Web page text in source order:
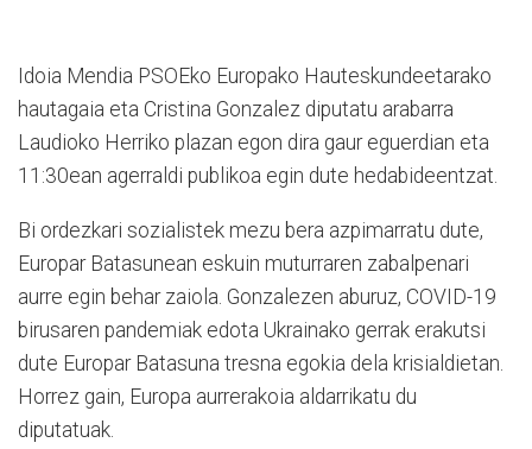
Idoia Mendia PSOEko Europako Hauteskundeetarako
hautagaia eta Cristina Gonzalez diputatu arabarra
Laudioko Herriko plazan egon dira gaur eguerdian eta
11:30ean agerraldi publikoa egin dute hedabideentzat.
Bi ordezkari sozialistek mezu bera azpimarratu dute,
Europar Batasunean eskuin muturraren zabalpenari
aurre egin behar zaiola. Gonzalezen aburuz, COVID-19
birusaren pandemiak edota Ukrainako gerrak erakutsi
dute Europar Batasuna tresna egokia dela krisialdietan.
Horrez gain, Europa aurrerakoia aldarrikatu du
diputatuak.